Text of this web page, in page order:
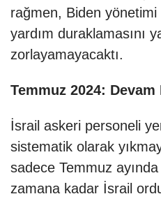
rağmen, Biden
yardım duraklamasını
zorlayamayacaktı.
Temmuz 2024: Devam
İsrail askeri personeli
sistematik olarak
sadece Temmuz
zamana kadar İsrail